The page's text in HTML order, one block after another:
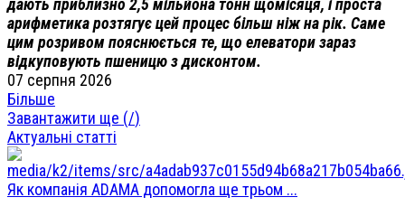
арифметика розтягує цей процес більш ніж на рік. Саме
цим розривом пояснюється те, що елеватори зараз
відкуповують пшеницю з дисконтом.
07 серпня 2026
Більше
Завантажити ще (/)
Актуальні статті
Як компанія ADAMA допомогла ще трьом ...